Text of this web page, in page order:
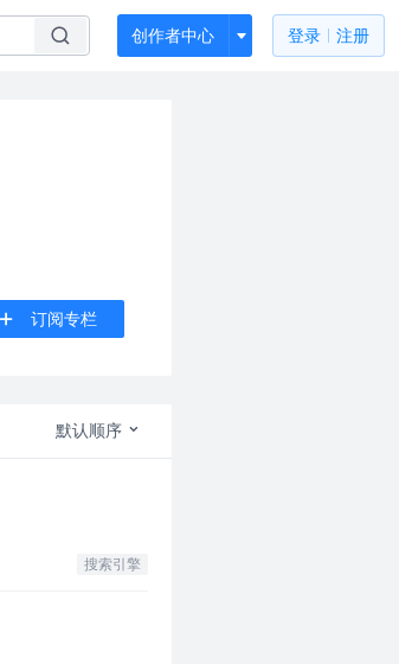
创作者中心 登录 注册
订阅专栏
默认顺序
搜索引擎